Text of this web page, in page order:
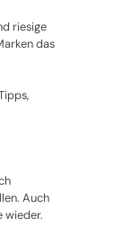
riesige
das
Auch
wieder.